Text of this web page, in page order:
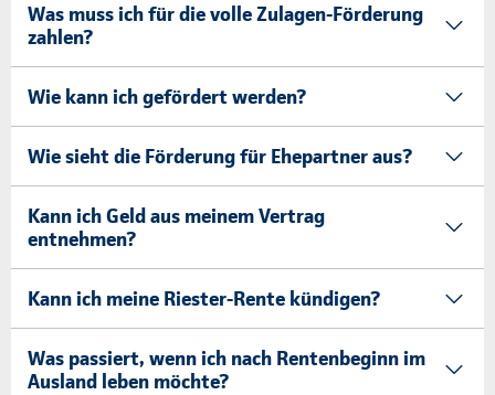
Was muss ich für die volle Zulagen-Förderung
zahlen?
Wie kann ich gefördert werden?
Wie sieht die Förderung für Ehepartner aus?
Kann ich Geld aus meinem Vertrag
entnehmen?
Kann ich meine Riester-Rente kündigen?
Was passiert, wenn ich nach Rentenbeginn im
Ausland leben möchte?